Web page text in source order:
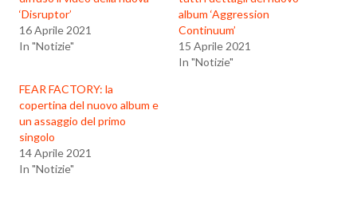
‘Disruptor’
16 Aprile 2021
In "Notizie"
album ‘Aggression
Continuum’
15 Aprile 2021
In "Notizie"
FEAR FACTORY: la
copertina del nuovo album e
un assaggio del primo
singolo
14 Aprile 2021
In "Notizie"